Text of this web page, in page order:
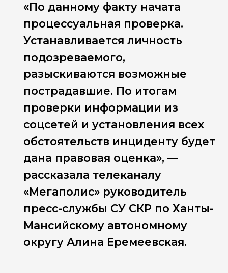
«По данному факту начата
процессуальная проверка.
Устанавливается личность
подозреваемого,
разыскиваются возможные
пострадавшие. По итогам
проверки информации из
соцсетей и установления всех
обстоятельств инциденту будет
дана правовая оценка», —
рассказала телеканалу
«Мегаполис» руководитель
пресс-службы СУ СКР по Ханты-
Мансийскому автономному
округу Алина Еремеевская.